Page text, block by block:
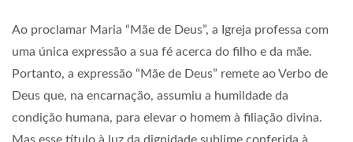
Ao proclamar Maria “Mãe de Deus”, a Igreja professa com
uma única expressão a sua fé acerca do filho e da mãe.
Portanto, a expressão “Mãe de Deus” remete ao Verbo de
Deus que, na encarnação, assumiu a humildade da
condição humana, para elevar o homem à filiação divina.